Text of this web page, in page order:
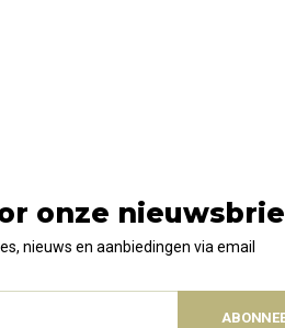
onze
nieuws en aanbiedingen via email